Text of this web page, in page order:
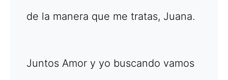
de la manera que me tratas, Juana.
Juntos Amor y yo buscando vamos